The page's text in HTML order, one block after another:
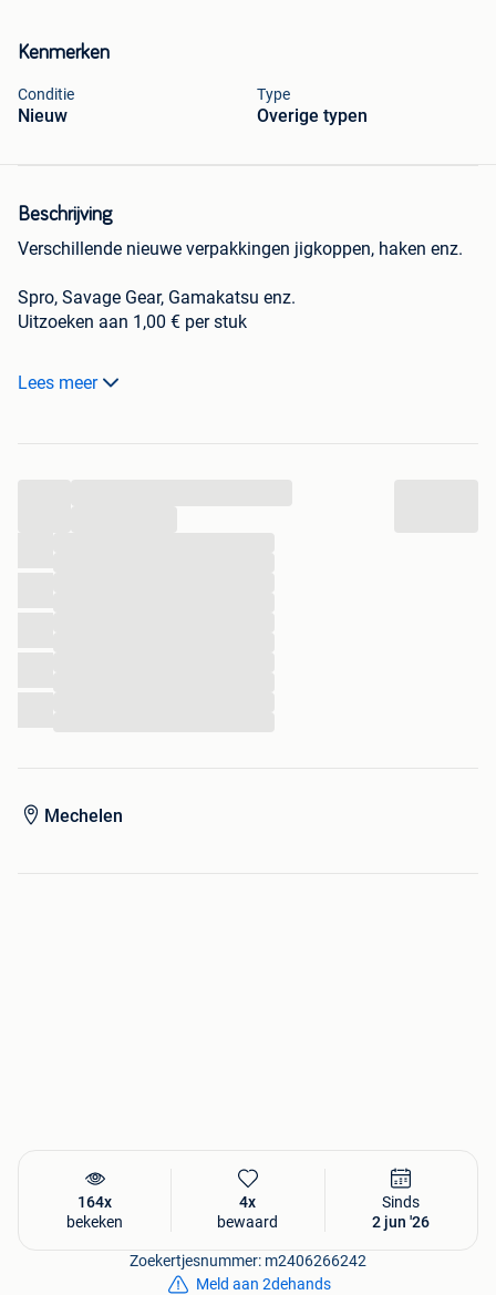
Kenmerken
Conditie
Nieuw
Type
Overige typen
Beschrijving
Verschillende nieuwe verpakkingen jigkoppen, haken enz.
Spro, Savage Gear, Gamakatsu enz.
Uitzoeken aan 1,00 € per stuk
Kijk ook eens bij mijn andere zoekertjes
Verzenden kan op kosten van de koper.
Lees meer
Mechelen
164x
bekeken
4x
bewaard
Sinds
2 jun '26
Zoekertjesnummer: m2406266242
Meld aan 2dehands